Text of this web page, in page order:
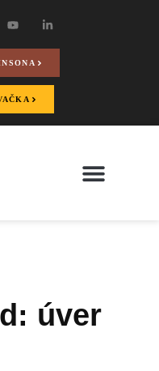
úver